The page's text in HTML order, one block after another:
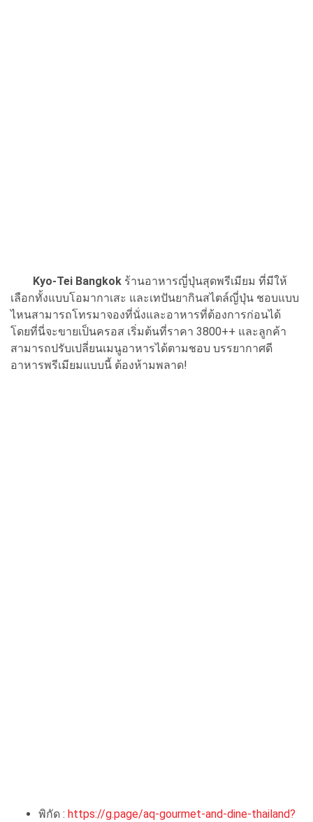
Kyo-Tei Bangkok ร้านอาหารญี่ปุ่นสุดพรีเมียม ที่มีให้
เลือกทั้งแบบโอมากาเสะ และเทปันยากินสไตล์ญี่ปุ่น ชอบแบบ
ไหนสามารถโทรมาจองที่นั่งและอาหารที่ต้องการก่อนได้
โดยที่นี่จะขายเป็นครอส เริ่มต้นที่ราคา 3800++ และลูกค้า
สามารถปรับเปลี่ยนเมนูอาหารได้ตามชอบ บรรยากาศดี
อาหารพรีเมียมแบบนี้ ต้องห้ามพลาด!
พิกัด : https://g.page/aq-gourmet-and-dine-thailand?